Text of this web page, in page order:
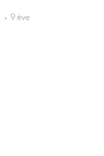
9 éve